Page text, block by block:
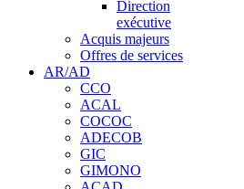
Direction
exécutive
Acquis majeurs
Offres de services
AR/AD
CCO
ACAL
COCOC
ADECOB
GIC
GIMONO